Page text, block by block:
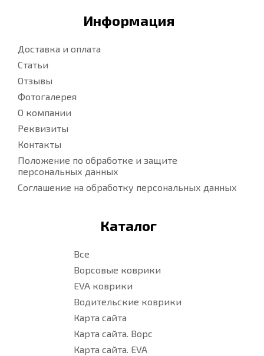
Информация
Доставка и оплата
Статьи
Отзывы
Фотогалерея
О компании
Реквизиты
Контакты
Положение по обработке и защите
персональных данных
Соглашение на обработку персональных данных
Каталог
Все
Ворсовые коврики
EVA коврики
Водительские коврики
Карта сайта
Карта сайта. Ворс
Карта сайта. EVA